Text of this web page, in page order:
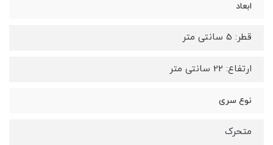
ابعاد
قطر: 5 سانتی متر
ارتفاع: 22 سانتی متر
نوع سری
متحرک